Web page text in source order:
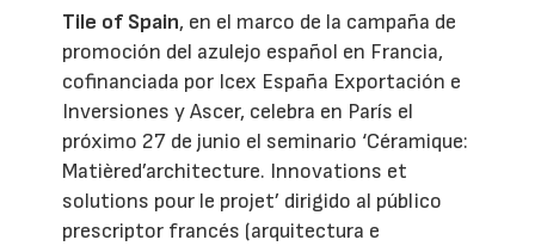
Tile of Spain, en el marco de la campaña de
promoción del azulejo español en Francia,
cofinanciada por Icex España Exportación e
Inversiones y Ascer, celebra en París el
próximo 27 de junio el seminario ‘Céramique:
Matièred’architecture. Innovations et
solutions pour le projet’ dirigido al público
prescriptor francés (arquitectura e